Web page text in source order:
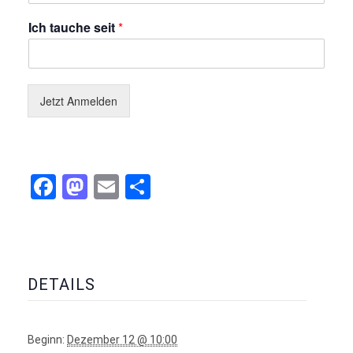
Ich tauche seit*
Jetzt Anmelden
Facebook
Mastodon
Email
DETAILS
Beginn: Dezember 12 @ 10:00